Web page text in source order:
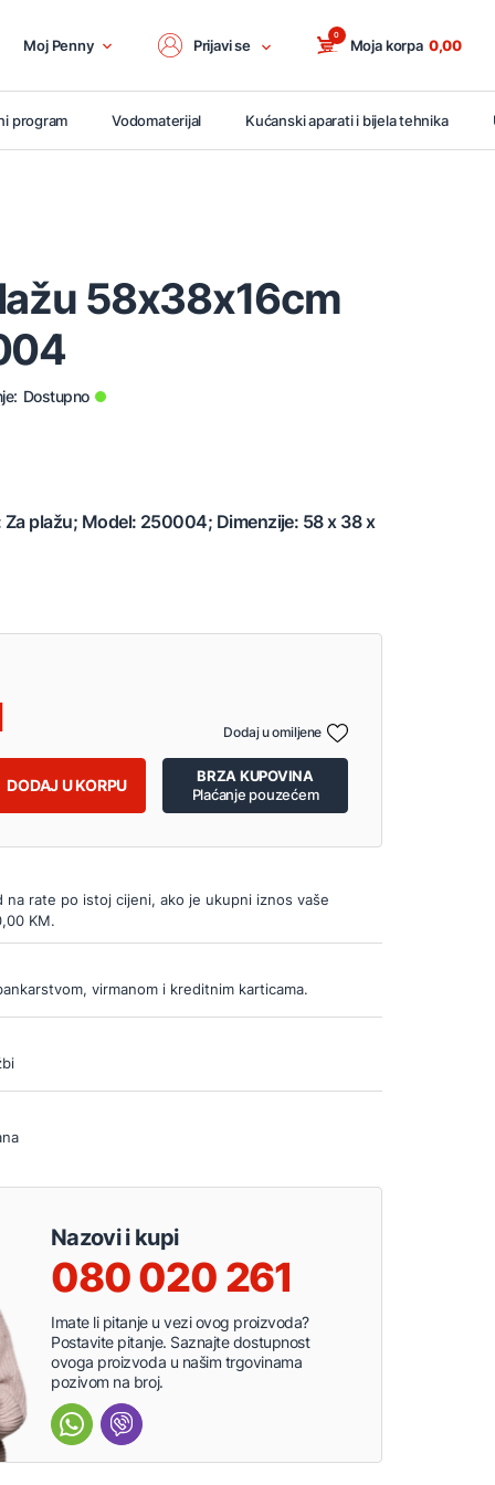
Moj Penny Prijavi se Moja korpa
0
0,00
program Vodomaterijal Kućanski aparati i bijela tehnika
58x38x16cm
Dostupno
plažu; Model: 250004; Dimenzije: 58 x 38 x
DODAJ U KORPU
BRZA KUPOVINA
Plaćanje pouzećem
Dodaj u omiljene
na rate po istoj cijeni, ako je ukupni iznos vaše
KM.
virmanom i kreditnim karticama.
Nazovi i kupi
080 020 261
Imate li pitanje u vezi ovog proizvoda?
Postavite pitanje. Saznajte dostupnost
ovoga proizvoda u našim trgovinama
pozivom na broj.